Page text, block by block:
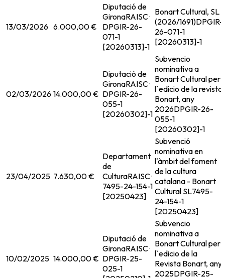
13/03/2026 6.000,00 €
Diputació de
GironaRAISC ·
DPGIR-26-
071-1
[20260313]-1
Bonart Cultural, SL
(2026/1691)DPGIR-
26-071-1
[20260313]-1
02/03/2026 14.000,00 €
Diputació de
GironaRAISC ·
DPGIR-26-
055-1
[20260302]-1
Subvencio
nominativa a
Bonart Cultural per
l`edicio de la revista
Bonart, any
2026DPGIR-26-
055-1
[20260302]-1
23/04/2025 7.630,00 €
Departament
de
CulturaRAISC ·
7495-24-154-1
[20250423]
Subvenció
nominativa en
l'àmbit del foment
de la cultura
catalana - Bonart
Cultural SL7495-
24-154-1
[20250423]
10/02/2025 14.000,00 €
Diputació de
GironaRAISC ·
DPGIR-25-
025-1
Subvencio
nominativa a
Bonart Cultural per
l`edicio de la
Revista Bonart, any
2025DPGIR-25-